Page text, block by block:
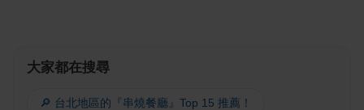
大家都在搜尋
🔎 台北地區的『串燒餐廳』Top 15 推薦！